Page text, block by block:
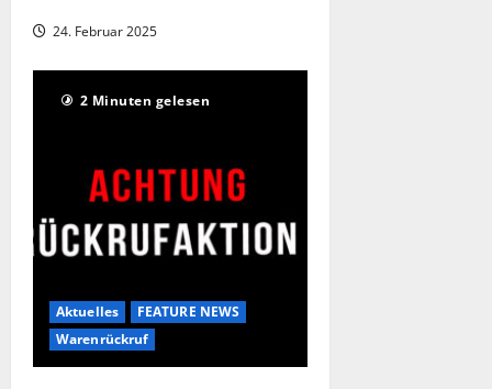
24. Februar 2025
2 Minuten gelesen
Aktuelles
FEATURE NEWS
Warenrückruf